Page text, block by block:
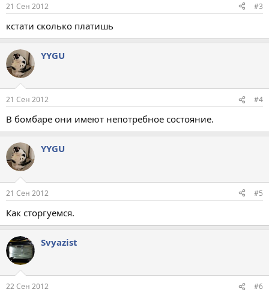
21 Сен 2012 #3
кстати сколько платишь
YYGU
21 Сен 2012 #4
В бомбаре они имеют непотребное состояние.
YYGU
21 Сен 2012 #5
Как сторгуемся.
Svyazist
22 Сен 2012 #6